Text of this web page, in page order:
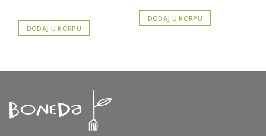
DODAJ U KORPU
DODAJ U KORPU